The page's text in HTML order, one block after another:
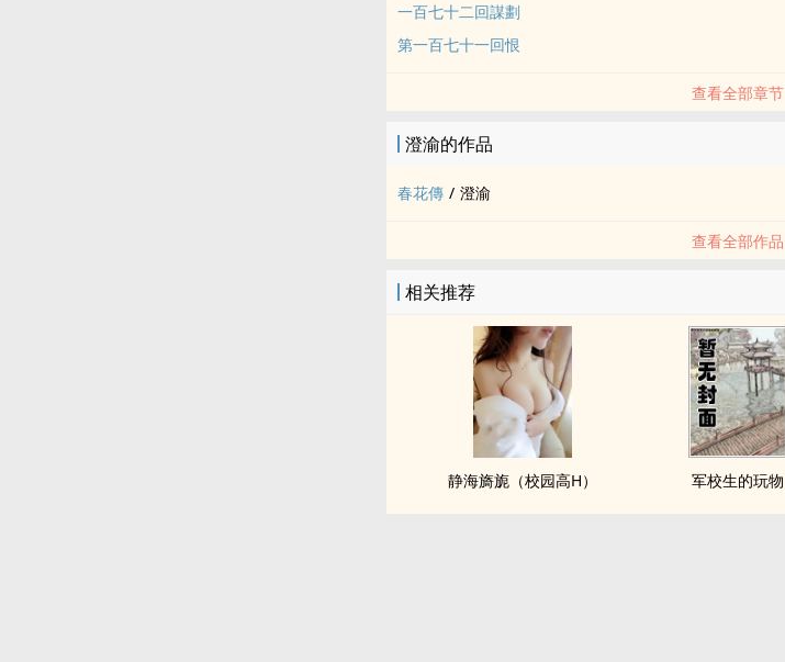
一百七十二回謀劃
第一百七十一回恨
查看全部章节
澄渝的作品
春花傳 / 澄渝
查看全部作品
相关推荐
静海旖旎（校园高H） 军校生的玩物